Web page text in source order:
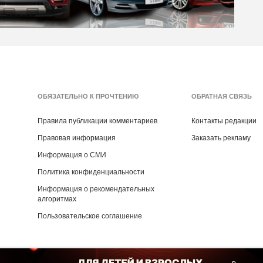
ОБЯЗАТЕЛЬНО К ПРОЧТЕНИЮ
Правила публикации комментариев
Правовая информация
Информация о СМИ
Политика конфиденциальности
Информация о рекомендательных
алгоритмах
Пользовательское соглашение
ОБРАТНАЯ СВЯЗЬ
Контакты редакции
Заказать рекламу